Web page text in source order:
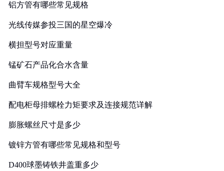
铝方管有哪些常见规格
光线传媒参投三国的星空爆冷
横担型号对应重量
锰矿石产品化合水含量
曲臂车规格型号大全
配电柜母排螺栓力矩要求及连接规范详解
膨胀螺丝尺寸是多少
镀锌方管有哪些常见规格和型号
D400球墨铸铁井盖重多少